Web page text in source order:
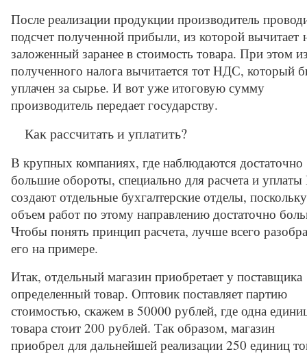
После реализации продукции производитель
подсчет полученной прибыли, из которой вычитает
заложенный заранее в стоимость товара. При этом
полученного налога вычитается тот НДС, который
уплачен за сырье. И вот уже итоговую сумму
производитель передает государству.
Как рассчитать и уплатить?
В крупных компаниях, где наблюдаются достаточно
большие обороты, специально для расчета и
создают отдельные бухгалтерские отделы, поскольку
объем работ по этому направлению достаточно
Чтобы понять принцип расчета, лучше всего
его на примере.
Итак, отдельный магазин приобретает у поставщика
определенный товар. Оптовик поставляет партию
стоимостью, скажем в 50000 рублей, где одна
товара стоит 200 рублей. Так образом, магазин
приобрел для дальнейшей реализации 250 единиц